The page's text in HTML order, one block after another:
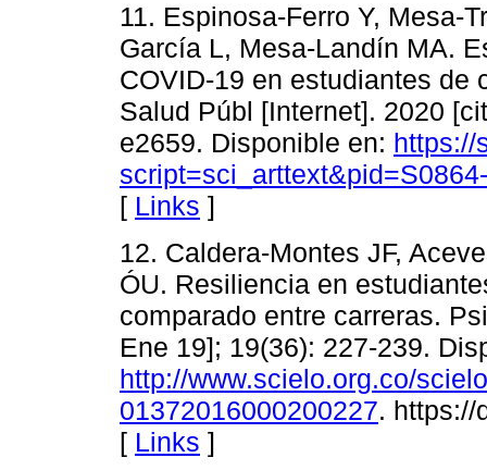
11. Espinosa-Ferro Y, Mesa-
García L, Mesa-Landín MA.
COVID-19 en estudiantes de
Salud Públ [Internet]. 2020
e2659. Disponible en: https://
[ Links ]
12. Caldera-Montes JF,
ÓU. Resiliencia en
comparado entre carreras.
Ene 19]; 19(36): 227-239.
http://www.scielo.org.co/
01372016000200227. https://
[ Links ]